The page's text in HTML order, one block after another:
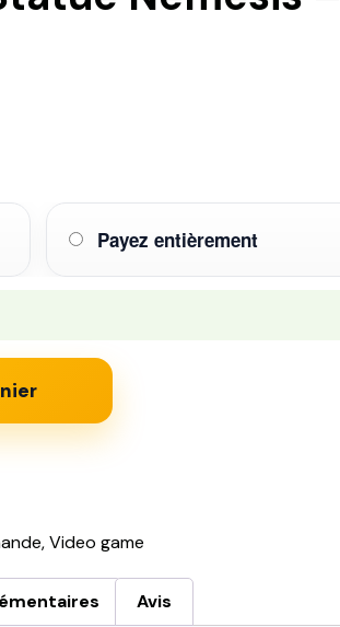
Payez entièrement
,Video game
Avis